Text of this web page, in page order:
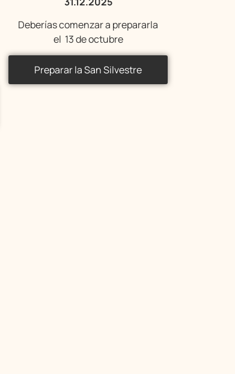
Deberías comenzar a prepararla
el 13 de octubre
Preparar la San Silvestre